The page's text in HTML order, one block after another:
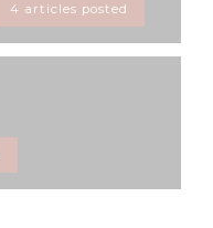
4 articles posted